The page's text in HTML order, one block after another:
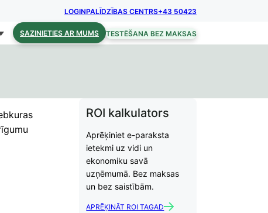
LOGINPALĪDZĪBAS CENTRS+43 50423
SAZINIETIES AR MUMS TESTĒŠANA BEZ MAKSAS
ROI kalkulators
Aprēķiniet e-paraksta
ietekmi uz vidi un
ekonomiku savā
uzņēmumā. Bez maksas
un bez saistībām.
APRĒĶINĀT ROI TAGAD